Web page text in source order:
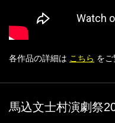
各作品の詳細は こちら をご
馬込文士村演劇祭